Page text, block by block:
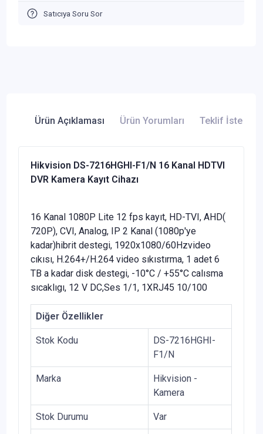
Satıcıya Soru Sor
Ürün Açıklaması Ürün Yorumları Teklif İste
Hikvision DS-7216HGHI-F1/N 16 Kanal HDTVI
DVR Kamera Kayıt Cihazı
16 Kanal 1080P Lite 12 fps kayıt, HD-TVI, AHD(
720P), CVI, Analog, IP 2 Kanal (1080p'ye
kadar)hibrit destegi, 1920x1080/60Hzvideo
cıkısı, H.264+/H.264 video sıkıstırma, 1 adet 6
TB a kadar disk destegi, -10°C / +55°C calısma
sıcaklıgı, 12 V DC,Ses 1/1, 1XRJ45 10/100
Diğer Özellikler
Stok Kodu
DS-7216HGHI-
F1/N
Marka
Hikvision -
Kamera
Stok Durumu Var